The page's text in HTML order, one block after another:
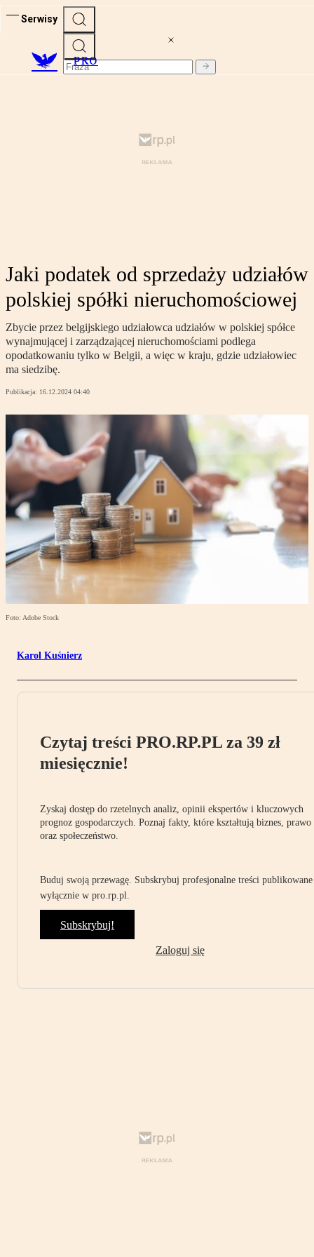
Serwisy
PRO
Jaki podatek od sprzedaży udziałów
polskiej spółki nieruchomościowej
Zbycie przez belgijskiego udziałowca udziałów w polskiej spółce
wynajmującej i zarządzającej nieruchomościami podlega
opodatkowaniu tylko w Belgii, a więc w kraju, gdzie udziałowiec
ma siedzibę.
Publikacja: 16.12.2024 04:40
Foto: Adobe Stock
Karol Kuśnierz
Czytaj treści PRO.RP.PL za 39 zł
miesięcznie!
Zyskaj dostęp do rzetelnych analiz, opinii ekspertów i kluczowych
prognoz gospodarczych. Poznaj fakty, które kształtują biznes, prawo
oraz społeczeństwo.
Buduj swoją przewagę. Subskrybuj profesjonalne treści publikowane
wyłącznie w pro.rp.pl.
Subskrybuj!
Zaloguj się